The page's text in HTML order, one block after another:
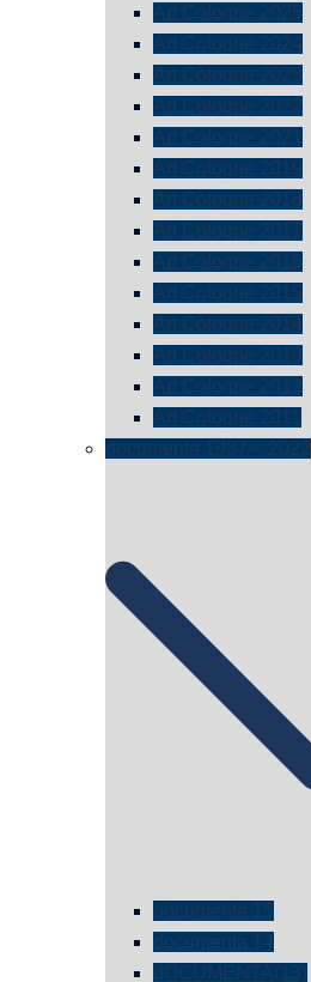
Art Cologne 2025
Art Cologne 2024
Art Cologne 2023
Art Cologne 2022
Art Cologne 2021
Art Cologne 2019
Art Cologne 2018
Art Cologne 2017
Art Cologne 2016
Art Cologne 2015
Art Cologne 2014
Art Cologne 2013
Art Cologne 2012
Art Cologne 2011
documenta 1987 – 2022
documenta 15
documenta 14
dOCUMENTA(13)